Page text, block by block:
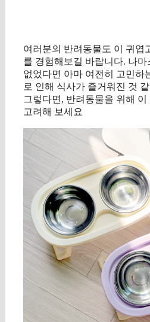
여러분의 반려동물도 이 귀엽
를 경험해보길 바랍니다. 나마
없었다면 아마 여전히 고민하
로 인해 식사가 즐거워진 것
그렇다면, 반려동물을 위해 이
고려해 보세요